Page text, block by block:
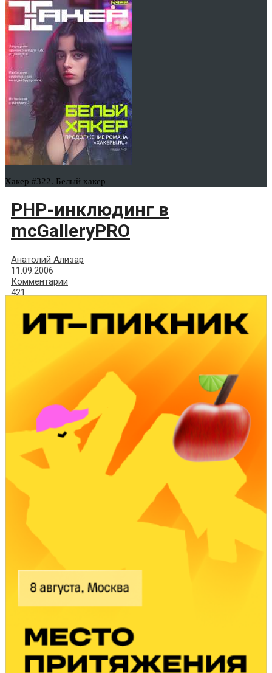
Хакер #322. Белый хакер
PHP-инклюдинг в
mcGalleryPRO
Анатолий Ализар
11.09.2006
Комментарии
421